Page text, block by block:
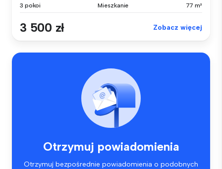
3 pokoi Mieszkanie 77 m²
3 500 zł Zobacz więcej
Otrzymuj powiadomienia
Otrzymuj bezpośrednie powiadomienia o podobnych